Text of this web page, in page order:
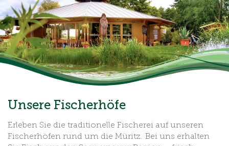
Unsere Fischerhöfe
Erleben Sie die traditionelle Fischerei auf unseren
Fischerhöfen rund um die Müritz. Bei uns erhalten